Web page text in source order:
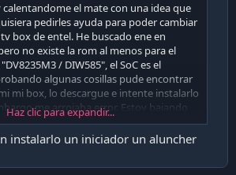
el mate con una idea que
pedirles ayuda para poder cambiar
box de entel. He buscado ene en
no existe la rom al menos para el
/ DIW585", el SoC es el
algunas cosillas pude encontrar
mi box, lo descargue e intente instalarlo
me arrojaba error. Estoy bajando
parecidas que ocupen el mismo soc y
tv 9 pero no he encontrado
es instalar firmware sin el launcher ni
Haz clic para expandir...
instalarlo un iniciador un aluncher